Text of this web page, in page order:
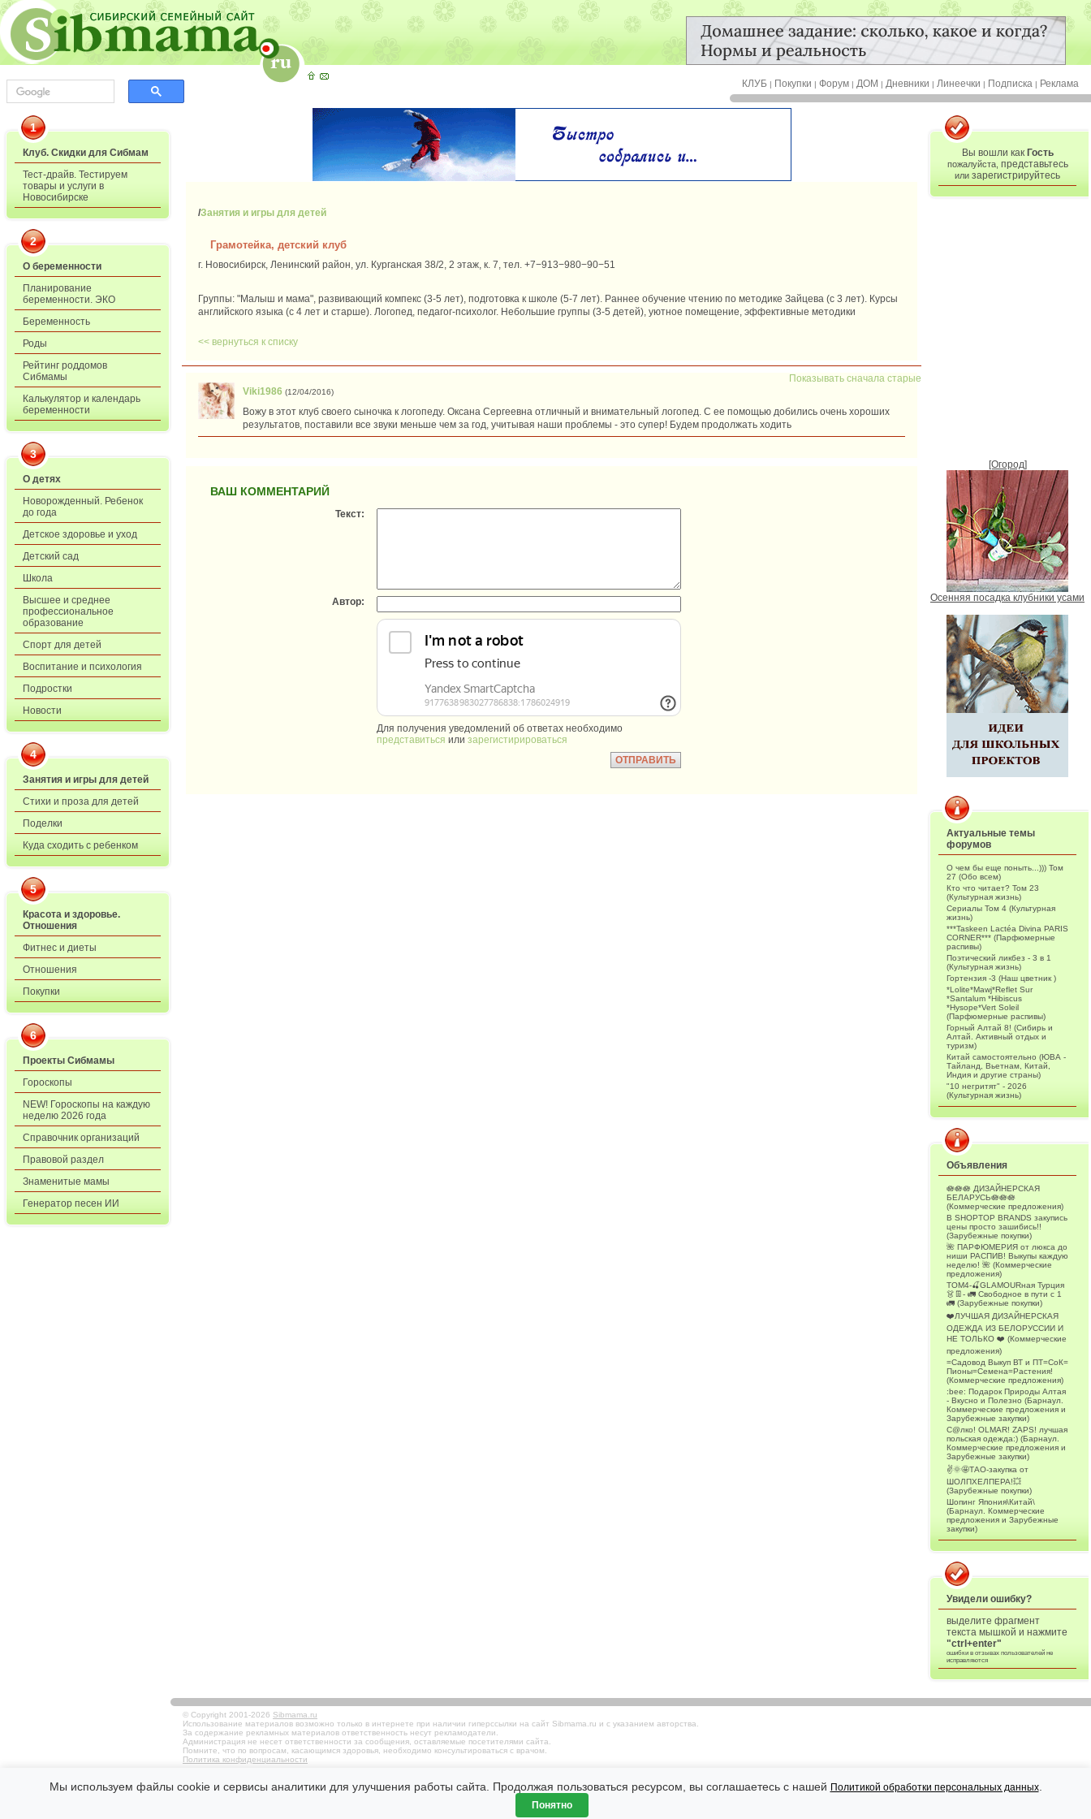
КЛУБ | Покупки | Форум | ДОМ | Дневники | Линеечки | Подписка | Реклама
1
Клуб. Скидки для Сибмам
Тест-драйв. Тестируем
товары и услуги в
Новосибирске
2
О беременности
Планирование
беременности. ЭКО
Беременность
Роды
Рейтинг роддомов
Сибмамы
Калькулятор и календарь
беременности
3
О детях
Новорожденный. Ребенок
до года
Детское здоровье и уход
Детский сад
Школа
Высшее и среднее
профессиональное
образование
Спорт для детей
Воспитание и психология
Подростки
Новости
4
Занятия и игры для детей
Стихи и проза для детей
Поделки
Куда сходить с ребенком
5
Красота и здоровье.
Отношения
Фитнес и диеты
Отношения
Покупки
6
Проекты Сибмамы
Гороскопы
NEW! Гороскопы на каждую
неделю 2026 года
Справочник организаций
Правовой раздел
Знаменитые мамы
Генератор песен ИИ
/Занятия и игры для детей
Грамотейка, детский клуб
г. Новосибирск, Ленинский район, ул. Курганская 38/2, 2 этаж, к. 7, тел. +7−913−980−90−51
Группы: "Малыш и мама", развивающий компекс (3-5 лет), подготовка к школе (5-7 лет). Раннее обучение чтению по методике Зайцева (с 3 лет). Курсы
английского языка (с 4 лет и старше). Логопед, педагог-психолог. Небольшие группы (3-5 детей), уютное помещение, эффективные методики
<< вернуться к списку
Показывать сначала старые
Viki1986 (12/04/2016)
Вожу в этот клуб своего сыночка к логопеду. Оксана Сергеевна отличный и внимательный логопед. С ее помощью добились очень хороших
результатов, поставили все звуки меньше чем за год, учитывая наши проблемы - это супер! Будем продолжать ходить
ВАШ КОММЕНТАРИЙ
Текст:
Автор:
Для получения уведомлений об ответах необходимо
представиться или зарегистирироваться
Вы вошли как Гость
пожалуйста, представьтесь
или зарегистрируйтесь
[Огород]
Осенняя посадка клубники усами
Актуальные темы
форумов
О чем бы еще поныть...))) Том
27 (Обо всем)
Кто что читает? Том 23
(Культурная жизнь)
Сериалы Том 4 (Культурная
жизнь)
***Taskeen Lactéa Divina PARIS
CORNER*** (Парфюмерные
распивы)
Поэтический ликбез - 3 в 1
(Культурная жизнь)
Гортензия -3 (Наш цветник )
*Lolite*Mawj*Reflet Sur
*Santalum *Hibiscus
*Hysope*Vert Soleil
(Парфюмерные распивы)
Горный Алтай 8! (Сибирь и
Алтай. Активный отдых и
туризм)
Китай самостоятельно (ЮВА -
Тайланд, Вьетнам, Китай,
Индия и другие страны)
"10 негритят" - 2026
(Культурная жизнь)
Объявления
🪷🪷🪷 ДИЗАЙНЕРСКАЯ
БЕЛАРУСЬ🪷🪷🪷
(Коммерческие предложения)
В SHOPTOP BRANDS закупись
цены просто зашибись!!
(Зарубежные покупки)
🌺 ПАРФЮМЕРИЯ от люкса до
ниши РАСПИВ! Выкупы каждую
неделю! 🌺 (Коммерческие
предложения)
ТОМ4-🍒GLAMOURная Турция
👗👖- 🚛 Свободное в пути с 1
🚛 (Зарубежные покупки)
❤️ЛУЧШАЯ ДИЗАЙНЕРСКАЯ
ОДЕЖДА ИЗ БЕЛОРУССИИ И
НЕ ТОЛЬКО ❤️ (Коммерческие
предложения)
=Садовод Выкуп ВТ и ПТ=СоК=
Пионы=Семена=Растения!
(Коммерческие предложения)
:bee: Подарок Природы Алтая
- Вкусно и Полезно (Барнаул.
Коммерческие предложения и
Зарубежные закупки)
С@лко! OLMAR! ZAPS! лучшая
польская одежда:) (Барнаул.
Коммерческие предложения и
Зарубежные закупки)
✌️🌞🤩ТАО-закупка от
ШОЛПХЕЛПЕРА!💥
(Зарубежные покупки)
Шопинг Япония\Китай\
(Барнаул. Коммерческие
предложения и Зарубежные
закупки)
Увидели ошибку?
выделите фрагмент
текста мышкой и нажмите
"ctrl+enter"
ошибки в отзывах пользователей не
исправляются
© Copyright 2001-2026 Sibmama.ru
Использование материалов возможно только в интернете при наличии гиперссылки на сайт Sibmama.ru и с указанием авторства.
За содержание рекламных материалов ответственность несут рекламодатели.
Администрация не несет ответственности за сообщения, оставляемые посетителями сайта.
Помните, что по вопросам, касающимся здоровья, необходимо консультироваться с врачом.
Политика конфиденциальности
Мы используем файлы cookie и сервисы аналитики для улучшения работы сайта. Продолжая пользоваться ресурсом, вы соглашаетесь с нашей Политикой обработки персональных данных.
Понятно